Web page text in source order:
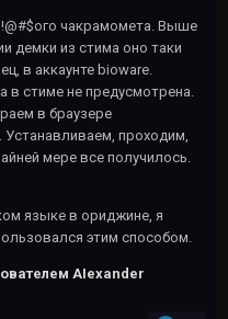
чакрамомета. Выше
демки из стима оно таки
в аккаунте bioware.
в стиме не предусмотрена.
в браузере
проходим,
мере все получилось.
языке в ориджине, я
этим способом.
AIexander